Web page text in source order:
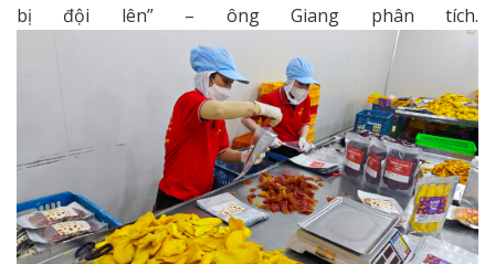
bị đội lên” – ông Giang phân tích.